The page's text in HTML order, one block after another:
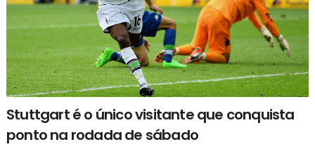
Stuttgart é o único visitante que conquista
ponto na rodada de sábado